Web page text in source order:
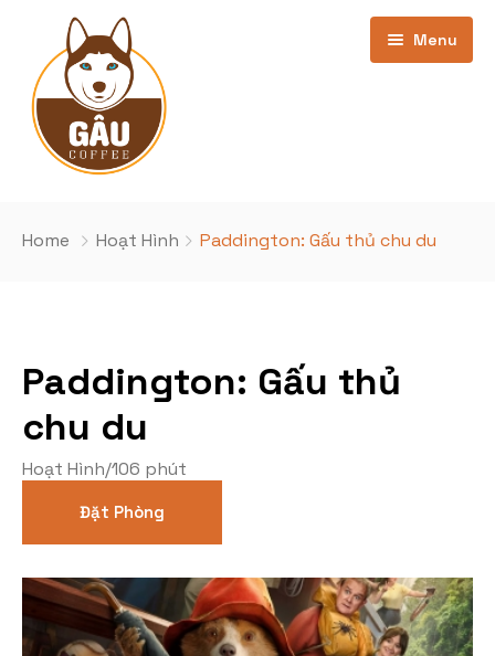
Menu
cơ sở Phan Văn Trường
Cơ sở Nghĩa Đô
Kho phim
Phim Đang Hot
Phim sắp chiếu
Phim kinh dị
Hài hước
Khuyến Mãi
Tin Tức
Home Hoạt Hình Paddington: Gấu thủ chu du
Paddington: Gấu thủ
chu du
Hoạt Hình/106 phút
Đặt Phòng